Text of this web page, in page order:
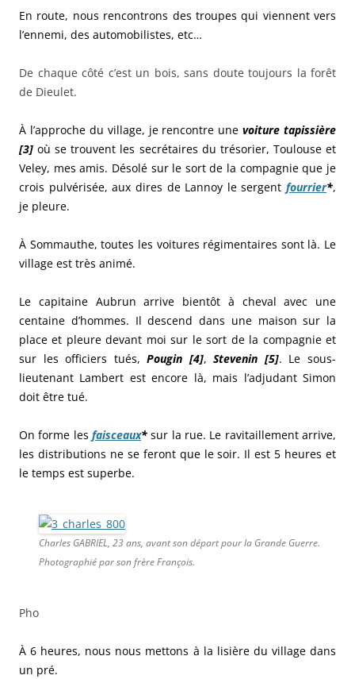
En route, nous rencontrons des troupes qui viennent vers
l’ennemi, des automobilistes, etc…
De chaque côté c’est un bois, sans doute toujours la forêt
de Dieulet.
À l’approche du village, je rencontre unevoiture tapissière
[3] où se trouvent les secrétaires du trésorier, Toulouse et
Veley, mes amis. Désolé sur le sort de la compagnie que je
crois pulvérisée, aux dires de Lannoy le sergent fourrier*,
je pleure.
À Sommauthe, toutes les voitures régimentaires sont là. Le
village est très animé.
Le capitaine Aubrun arrive bientôt à cheval avec une
centaine d’hommes. Il descend dans une maison sur la
place et pleure devant moi sur le sort de la compagnie et
sur les officiers tués,Pougin [4],Stevenin [5]. Le sous-
lieutenant Lambert est encore là, mais l’adjudant Simon
doit être tué.
On forme les faisceaux* sur la rue. Le ravitaillement arrive,
les distributions ne se feront que le soir. Il est 5 heures et
le temps est superbe.
Charles GABRIEL, 23 ans, avant son départ pour la Grande Guerre.
Photographié par son frère François.
Pho
À 6 heures, nous nous mettons à la lisière du village dans
un pré.